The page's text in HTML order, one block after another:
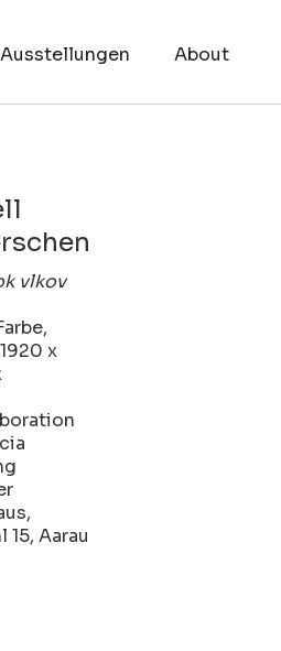
Ausstellungen About
vlkov
x
15, Aarau